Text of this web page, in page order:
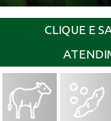
CLIQUE E